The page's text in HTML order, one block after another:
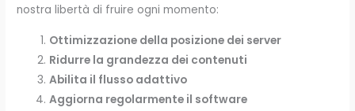
nostra libertà di fruire ogni momento:
Ottimizzazione della posizione dei server
Ridurre la grandezza dei contenuti
Abilita il flusso adattivo
Aggiorna regolarmente il software